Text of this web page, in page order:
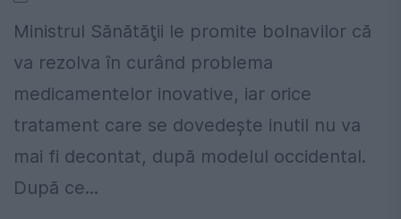
Ministrul Sănătăţii le promite bolnavilor că
va rezolva în curând problema
medicamentelor inovative, iar orice
tratament care se dovedeşte inutil nu va
mai fi decontat, după modelul occidental.
După ce...